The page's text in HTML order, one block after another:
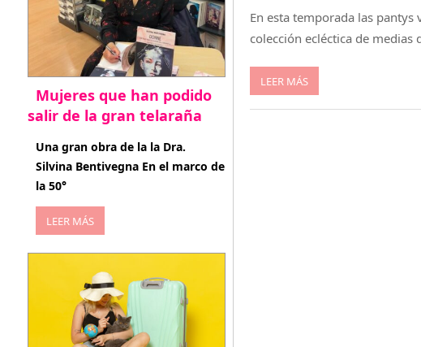
En esta temporada las
colección ecléctica de medias
LEER MÁS
Mujeres que han podido
salir de la gran telaraña
abril 29, 2026
Una gran obra de la la Dra.
Silvina Bentivegna En el marco de
la 50°
LEER MÁS